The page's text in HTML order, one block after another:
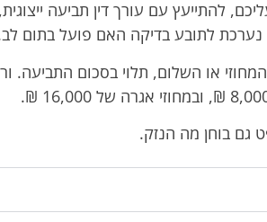
להתייעץ עם עורך דין תביעה
לתובע בדיקה האם פועל בתום
או השלום, תלוי בסכום
בוחן מה הנזק.